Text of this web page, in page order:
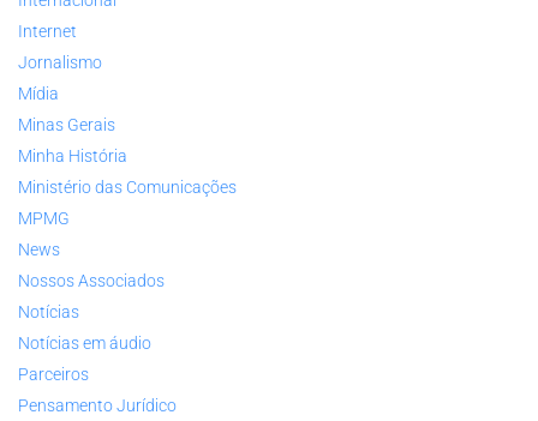
Internet
Jornalismo
Mídia
Minas Gerais
Minha História
Ministério das Comunicações
MPMG
News
Nossos Associados
Notícias
Notícias em áudio
Parceiros
Pensamento Jurídico